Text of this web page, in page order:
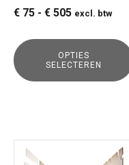
€ 75 - € 505Prijsklasse:
€ 505
excl. btw
OPTIES
SELECTEREN
worden
de
productpagina